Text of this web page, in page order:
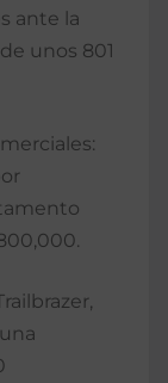
ante la
unos 801